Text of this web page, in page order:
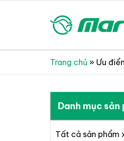
Xe đạp
Trang chủ » Ưu
Danh mục sản
Tất cả sản phẩm